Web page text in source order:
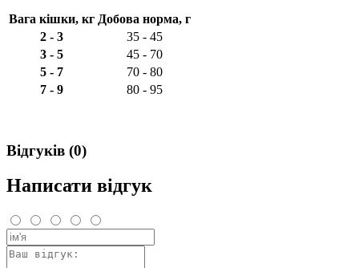
Вага кішки, кг Добова норма, г
2 - 3
35 - 45
3 - 5
45 - 70
5 - 7
70 - 80
7 - 9
80 - 95
Відгуків (0)
Написати відгук